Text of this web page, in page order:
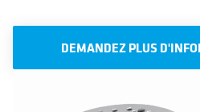
DEMANDEZ PLUS